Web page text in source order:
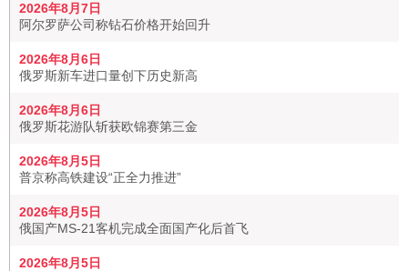
2026年8月7日
阿尔罗萨公司称钻石价格开始回升
2026年8月6日
俄罗斯新车进口量创下历史新高
2026年8月6日
俄罗斯花游队斩获欧锦赛第三金
2026年8月5日
普京称高铁建设“正全力推进”
2026年8月5日
俄国产MS-21客机完成全面国产化后首飞
2026年8月5日